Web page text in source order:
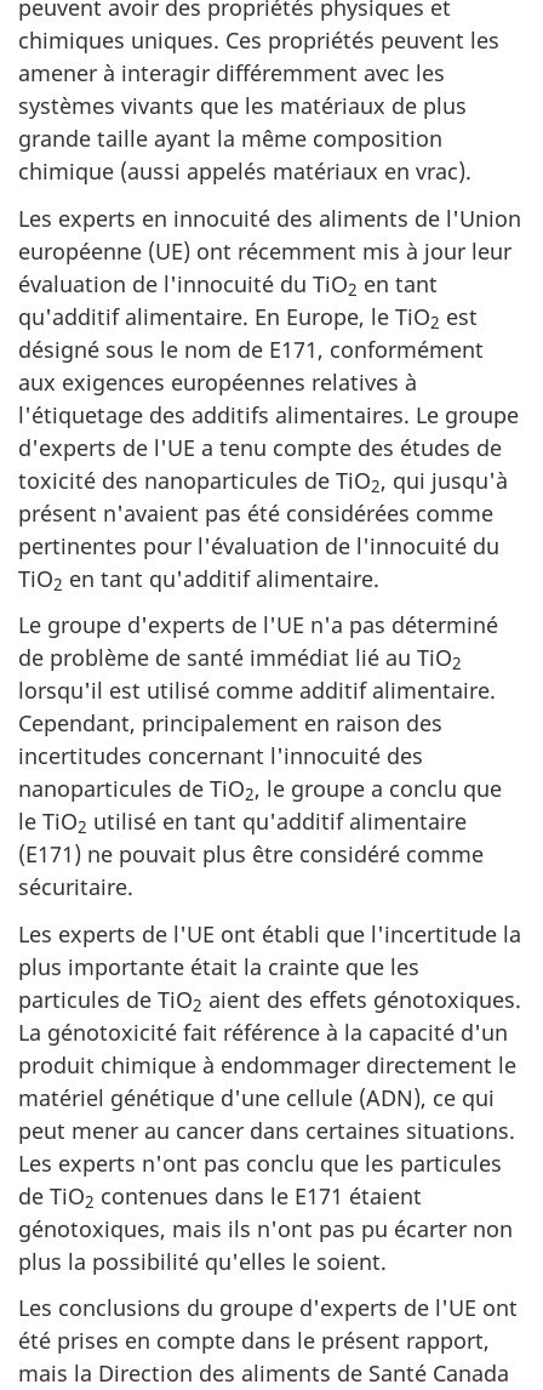
peuvent avoir des propriétés physiques et
chimiques uniques. Ces propriétés peuvent les
amener à interagir différemment avec les
systèmes vivants que les matériaux de plus
grande taille ayant la même composition
chimique (aussi appelés matériaux en vrac).
Les experts en innocuité des aliments de l'Union
européenne (UE) ont récemment mis à jour leur
évaluation de l'innocuité du TiO2 en tant
qu'additif alimentaire. En Europe, le TiO2 est
désigné sous le nom de E171, conformément
aux exigences européennes relatives à
l'étiquetage des additifs alimentaires. Le groupe
d'experts de l'UE a tenu compte des études de
toxicité des nanoparticules de TiO2, qui jusqu'à
présent n'avaient pas été considérées comme
pertinentes pour l'évaluation de l'innocuité du
TiO2 en tant qu'additif alimentaire.
Le groupe d'experts de l'UE n'a pas déterminé
de problème de santé immédiat lié au TiO2
lorsqu'il est utilisé comme additif alimentaire.
Cependant, principalement en raison des
incertitudes concernant l'innocuité des
nanoparticules de TiO2, le groupe a conclu que
le TiO2 utilisé en tant qu'additif alimentaire
(E171) ne pouvait plus être considéré comme
sécuritaire.
Les experts de l'UE ont établi que l'incertitude la
plus importante était la crainte que les
particules de TiO2 aient des effets génotoxiques.
La génotoxicité fait référence à la capacité d'un
produit chimique à endommager directement le
matériel génétique d'une cellule (ADN), ce qui
peut mener au cancer dans certaines situations.
Les experts n'ont pas conclu que les particules
de TiO2 contenues dans le E171 étaient
génotoxiques, mais ils n'ont pas pu écarter non
plus la possibilité qu'elles le soient.
Les conclusions du groupe d'experts de l'UE ont
été prises en compte dans le présent rapport,
mais la Direction des aliments de Santé Canada